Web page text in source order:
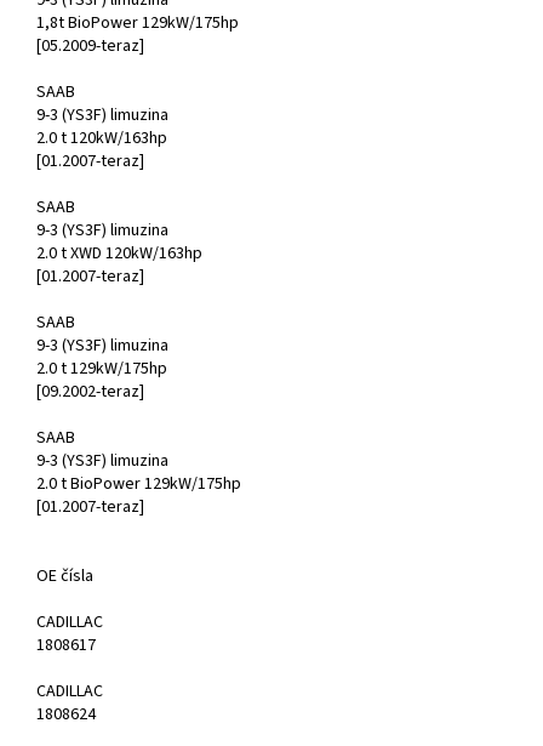
1,8t BioPower 129kW/175hp
[05.2009-teraz]
SAAB
9-3 (YS3F) limuzina
2.0 t 120kW/163hp
[01.2007-teraz]
SAAB
9-3 (YS3F) limuzina
2.0 t XWD 120kW/163hp
[01.2007-teraz]
SAAB
9-3 (YS3F) limuzina
2.0 t 129kW/175hp
[09.2002-teraz]
SAAB
9-3 (YS3F) limuzina
2.0 t BioPower 129kW/175hp
[01.2007-teraz]
OE čísla
CADILLAC
1808617
CADILLAC
1808624